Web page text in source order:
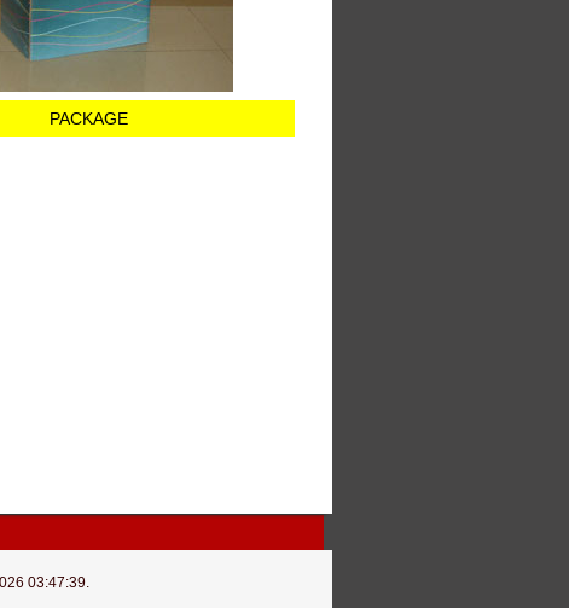
PACKAGE
03:47:39.